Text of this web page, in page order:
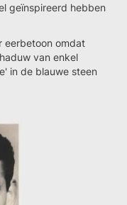
geïnspireerd hebben
eerbetoon omdat
van enkel
in de blauwe steen